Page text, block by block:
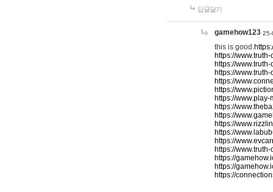
답글달기
gamehow123 25-
this is good.
https://
https://
https://
https://
https://
https://
https://
https://
https://
https://
https://
https://
https://
https://
https://